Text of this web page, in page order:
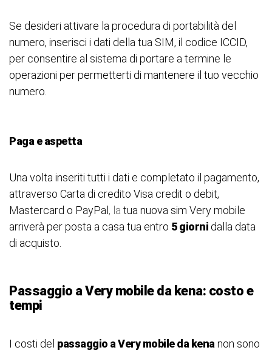
Se desideri attivare la procedura di portabilità del
numero, inserisci i dati della tua SIM, il codice ICCID,
per consentire al sistema di portare a termine le
operazioni per permetterti di mantenere il tuo vecchio
numero.
Paga e aspetta
Una volta inseriti tutti i dati e completato il pagamento,
attraverso Carta di credito Visa credit o debit,
Mastercard o PayPal , la tua nuova sim Very mobile
arriverà per posta a casa tua entro 5 giorni dalla data
di acquisto.
Passaggio a Very mobile da kena: costo e
tempi
I costi del passaggio a Very mobile da kenanon sono